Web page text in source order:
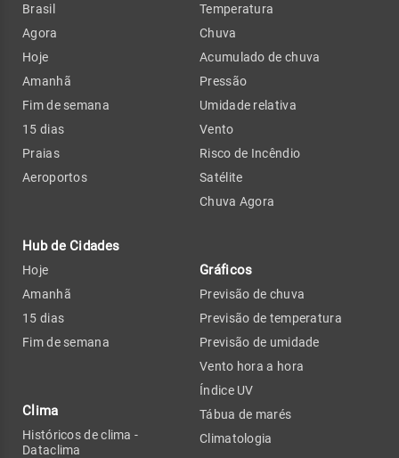
Brasil
Agora
Hoje
Amanhã
Fim de semana
15 dias
Praias
Aeroportos
Hub de Cidades
Hoje
Amanhã
15 dias
Fim de semana
Clima
Históricos de clima -
Dataclima
Temperatura
Chuva
Acumulado de chuva
Pressão
Umidade relativa
Vento
Risco de Incêndio
Satélite
Chuva Agora
Gráficos
Previsão de chuva
Previsão de temperatura
Previsão de umidade
Vento hora a hora
Índice UV
Tábua de marés
Climatologia